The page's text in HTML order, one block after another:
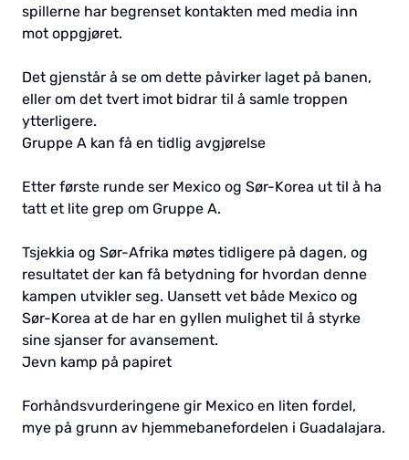
spillerne har begrenset kontakten med media inn
mot oppgjøret.
Det gjenstår å se om dette påvirker laget på banen,
eller om det tvert imot bidrar til å samle troppen
ytterligere.
Gruppe A kan få en tidlig avgjørelse
Etter første runde ser Mexico og Sør-Korea ut til å ha
tatt et lite grep om Gruppe A.
Tsjekkia og Sør-Afrika møtes tidligere på dagen, og
resultatet der kan få betydning for hvordan denne
kampen utvikler seg. Uansett vet både Mexico og
Sør-Korea at de har en gyllen mulighet til å styrke
sine sjanser for avansement.
Jevn kamp på papiret
Forhåndsvurderingene gir Mexico en liten fordel,
mye på grunn av hjemmebanefordelen i Guadalajara.